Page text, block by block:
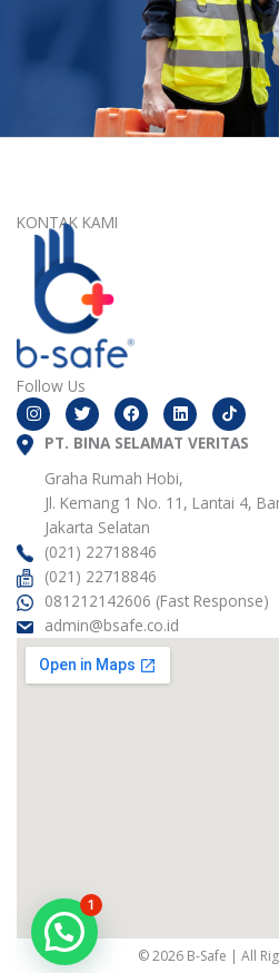
KONTAK KAMI
Follow Us
I
n
s
t
T
w
i
t
e
F
a
c
e
o
o
L
i
n
k
i
n
PT. BINA SELAMAT VERITAS
Graha Rumah Hobi,
Jl. Kemang 1 No. 11, Lantai 4,
Jakarta Selatan
(021) 22718846
(021) 22718846
081212142606 (Fast Response)
admin@bsafe.co.id
© 2026 B-Safe | All
1